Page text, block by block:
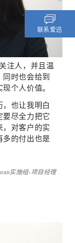
联系爱迅
注人，并且温
时也会给到
个人价值。
也让我明白
尽全力把它
，对客户的实
多的付出也是
实施组-项目经理